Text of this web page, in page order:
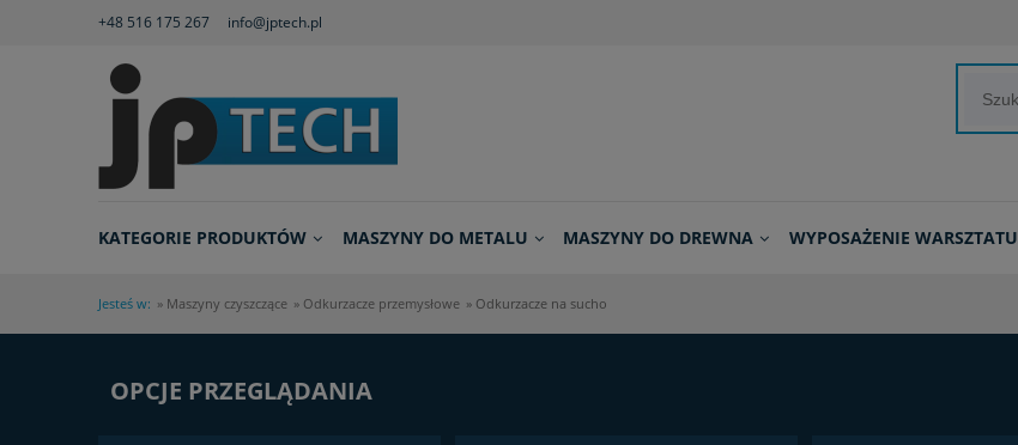
+48 516 175 267 info@jptech.pl
KATEGORIE PRODUKTÓW MASZYNY DO METALU MASZYNY DO DREWNA WYPOSAŻENIE WARSZTATU
Jesteś w: » Maszyny czyszczące » Odkurzacze przemysłowe » Odkurzacze na sucho
OPCJE PRZEGLĄDANIA